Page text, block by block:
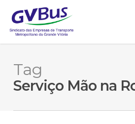
main
content
Tag
Serviço Mão na